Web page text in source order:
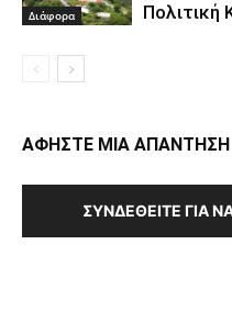
Διάφορα
Πολιτική
ΑΦΗΣΤΕ ΜΙΑ ΑΠΑΝΤΗΣΗ
ΣΥΝΔΕΘΕΊΤΕ ΓΙΑ